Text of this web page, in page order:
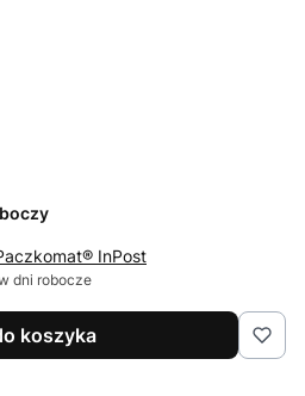
InPost
dni robocze
koszyka